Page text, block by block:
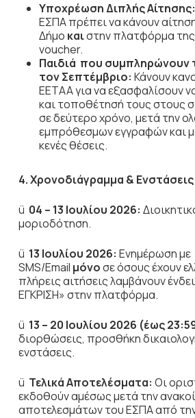
Υποχρέωση Διπλής Αίτησης:
ΕΣΠΑ πρέπει να κάνουν
Δήμο καιστην πλατφόρμα
voucher.
Παιδιά που συμπληρώνουν
τον Σεπτέμβριο: Κάνουν
ΕΕΤΑΑ για να εξασφαλίσουν
και τοποθέτησή τους στους
σε δεύτερο χρόνο, μετά την
εμπρόθεσμων εγγραφών και
κενές θέσεις.
4. Χρονοδιάγραμμα & Ενστάσεις
ü 04 – 13 Ιουλίου 2026:
μοριοδότηση.
ü 13 Ιουλίου 2026: Ενημέρωση με
SMS/Email μόνοσε όσους έχουν
πλήρεις αιτήσεις λαμβάνουν
ΕΓΚΡΙΣΗ» στην πλατφόρμα.
ü 13 – 20 Ιουλίου 2026 (έως
διορθώσεις, προσθήκη
ενστάσεις.
ü Τελικά Αποτελέσματα: Οι
εκδοθούν αμέσως μετά την
αποτελεσμάτων του ΕΣΠΑ από